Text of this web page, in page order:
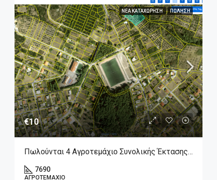
ΝΈΑ ΚΑΤΑΧΏΡΗΣΗ ΠΏΛΗΣΗ
€10
Πωλούνται 4 Αγροτεμάχιο Συνολικής Έκτασης 7.690 Τμ. Στον Άγιο Γεώργιο Βοιωτίας.
7690
ΑΓΡΟΤΕΜΆΧΙΟ